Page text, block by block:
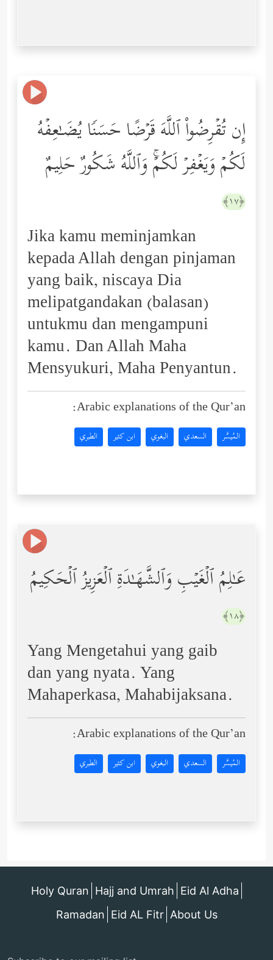
إِن تُقۡرِضُواْ ٱللَّهَ قَرۡضًا حَسَنࣰا یُضَـٰعِفۡهُ
لَكُمۡ وَیَغۡفِرۡ لَكُمۡۚ وَٱللَّهُ شَكُورٌ حَلِیمٌ
﴿١٧﴾
Jika kamu meminjamkan
kepada Allah dengan pinjaman
yang baik, niscaya Dia
melipatgandakan (balasan)
untukmu dan mengampuni
kamu. Dan Allah Maha
Mensyukuri, Maha Penyantun.
Arabic explanations of the Qur’an:
المُيسَّر السعدي البغوي ابن كثير الطبري
عَـٰلِمُ ٱلۡغَیۡبِ وَٱلشَّهَـٰدَةِ ٱلۡعَزِیزُ ٱلۡحَكِیمُ
﴿١٨﴾
Yang Mengetahui yang gaib
dan yang nyata. Yang
Mahaperkasa, Mahabijaksana.
Arabic explanations of the Qur’an:
المُيسَّر السعدي البغوي ابن كثير الطبري
Holy Quran Hajj and Umrah Eid Al Adha
Ramadan Eid AL Fitr About Us